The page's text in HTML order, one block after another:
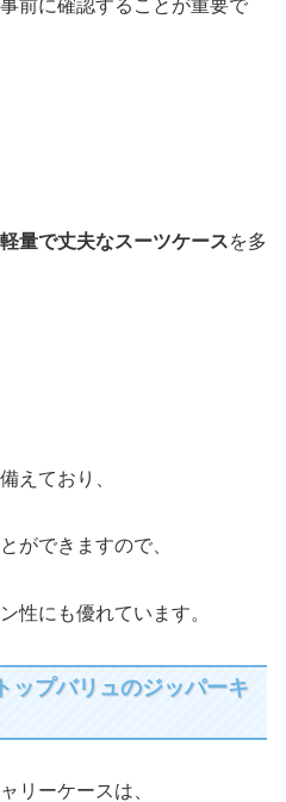
前に確認することが重要で
量で丈夫なスーツケースを多
えており、
ができますので、
性にも優れています。
ップバリュのジッパーキ
リーケースは、